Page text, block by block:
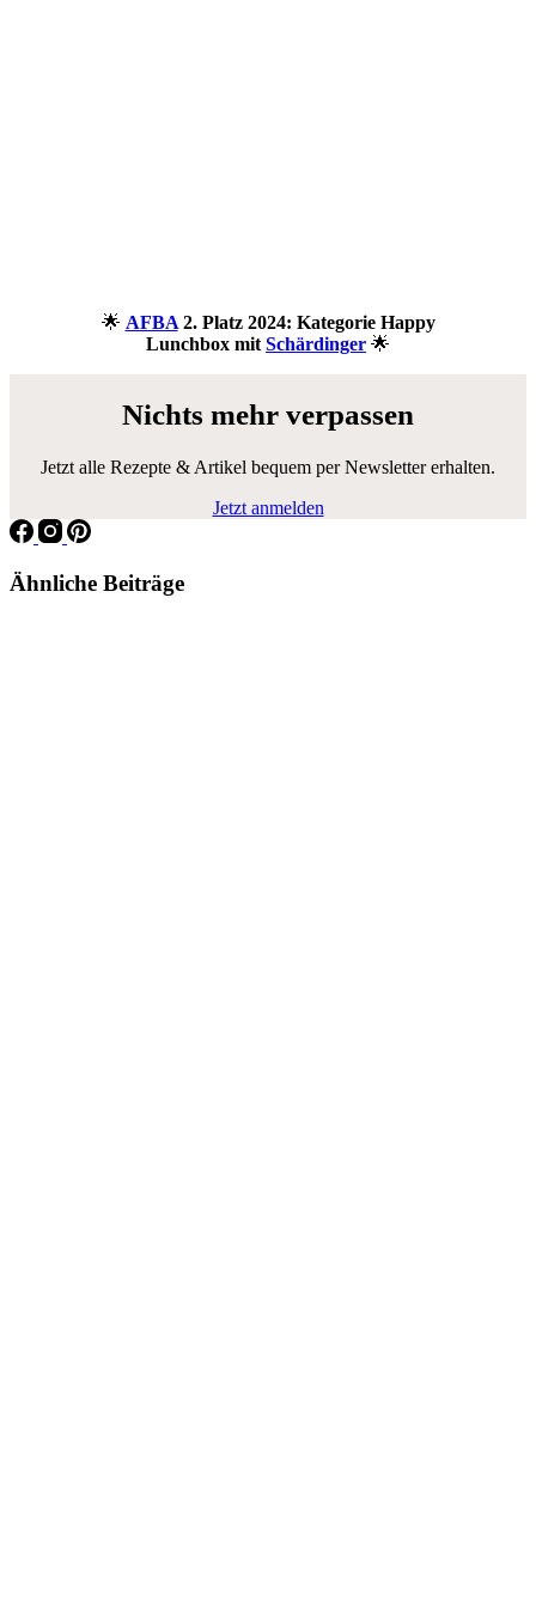
🌟 AFBA2. Platz 2024: Kategorie Happy
Lunchbox mit Schärdinger 🌟
Nichts mehr verpassen
Jetzt alle Rezepte & Artikel bequem per Newsletter erhalten.
Jetzt anmelden
Ähnliche Beiträge